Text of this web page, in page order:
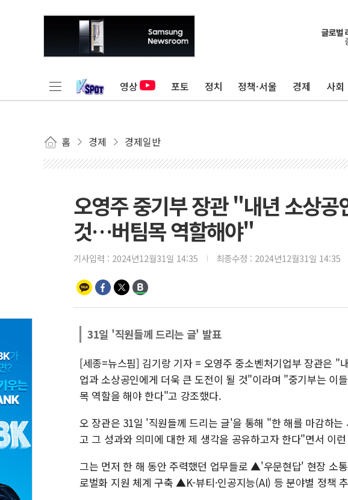
영상 포토 정치 정책·서울 경제 사회
홈 경제 경제일반
오영주 중기부 장관 "내년 소상공
것…버팀목 역할해야"
기사입력 : 2024년12월31일 14:35 최종수정 : 2024년12월31일 14:35
31일 '직원들께 드리는 글' 발표
[세종=뉴스핌] 김기랑 기자 = 오영주 중소벤처기업부 장관은 "
업과 소상공인에게 더욱 큰 도전이 될 것"이라며 "중기부는 이
목 역할을 해야 한다"고 강조했다.
오 장관은 31일 '직원들께 드리는 글'을 통해 "한 해를 마감하
고 그 성과와 의미에 대한 제 생각을 공유하고자 한다"면서 이
그는 먼저 한 해 동안 주력했던 업무들로 ▲'우문현답' 현장 소
로벌화 지원 체계 구축 ▲K-뷰티·인공지능(AI) 등 분야별 정책